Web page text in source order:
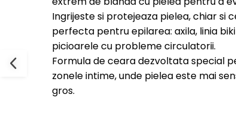
Ingrijeste si protejeaza pielea, chiar si
perfecta pentru epilarea: axila, linia
picioarele cu probleme circulatorii.
Formula de ceara dezvoltata special
zonele intime, unde pielea este mai
gros.